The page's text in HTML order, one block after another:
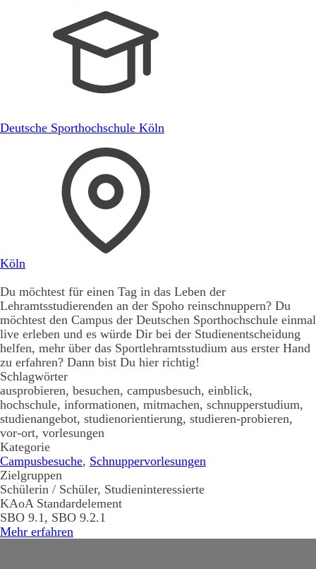
Deutsche Sporthochschule Köln
Köln
Du möchtest für einen Tag in das Leben der
Lehramtsstudierenden an der Spoho reinschnuppern? Du
möchtest den Campus der Deutschen Sporthochschule einmal
live erleben und es würde Dir bei der Studienentscheidung
helfen, mehr über das Sportlehramtsstudium aus erster Hand
zu erfahren? Dann bist Du hier richtig!
Schlagwörter
ausprobieren, besuchen, campusbesuch, einblick,
hochschule, informationen, mitmachen, schnupperstudium,
studienangebot, studienorientierung, studieren-probieren,
vor-ort, vorlesungen
Kategorie
Campusbesuche, Schnuppervorlesungen
Zielgruppen
Schülerin / Schüler, Studieninteressierte
KAoA Standardelement
SBO 9.1, SBO 9.2.1
Mehr erfahren